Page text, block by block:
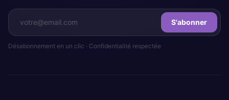
S'abonner
Désabonnement en un clic · Confidentialité respectée